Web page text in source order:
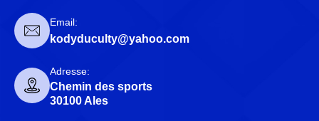
Email:
kodyduculty@yahoo.com
Adresse:
Chemin des sports
30100 Ales